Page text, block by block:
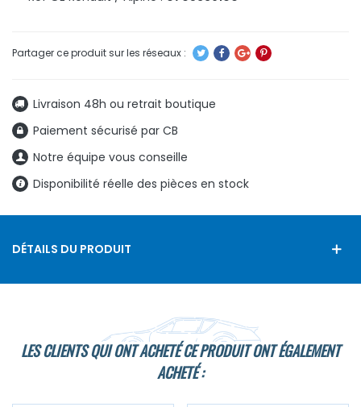
Livraison 48h ou retrait boutique
Paiement sécurisé par CB
Notre équipe vous conseille
Disponibilité réelle des pièces en stock
DÉTAILS DU PRODUIT
LES CLIENTS QUI ONT ACHETÉ CE PRODUIT ONT ÉGALEMENT
ACHETÉ :